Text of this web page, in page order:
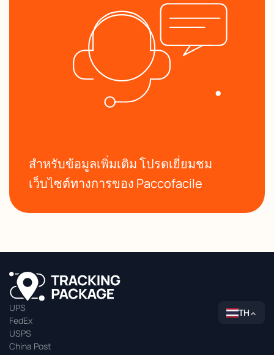
สำหรับข้อมูลเพิ่มเติม โปรดเยี่ยมชม
เว็บไซต์ทางการของ Paccofacile
UPS
FedEx
USPS
China Post
TH